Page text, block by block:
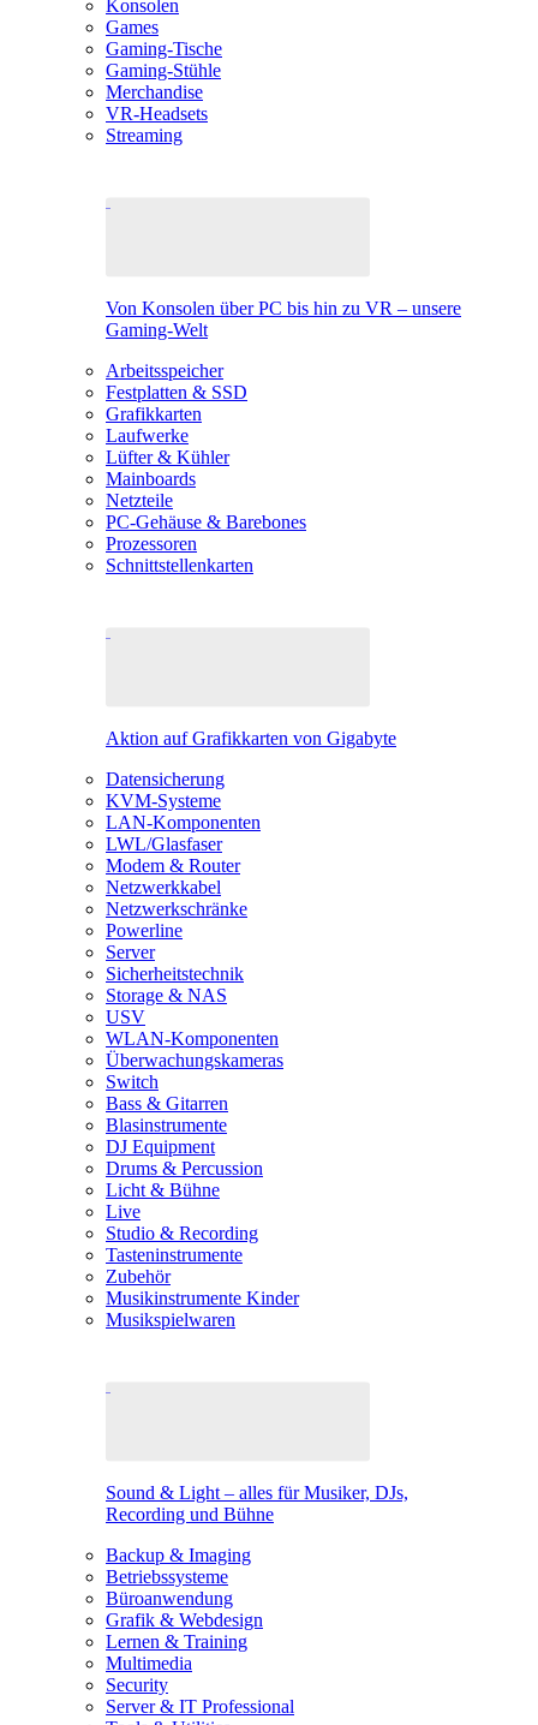
Konsolen
Games
Gaming-Tische
Gaming-Stühle
Merchandise
VR-Headsets
Streaming
Von Konsolen über PC bis hin zu VR – unsere
Gaming-Welt
Arbeitsspeicher
Festplatten & SSD
Grafikkarten
Laufwerke
Lüfter & Kühler
Mainboards
Netzteile
PC-Gehäuse & Barebones
Prozessoren
Schnittstellenkarten
Aktion auf Grafikkarten von Gigabyte
Datensicherung
KVM-Systeme
LAN-Komponenten
LWL/Glasfaser
Modem & Router
Netzwerkkabel
Netzwerkschränke
Powerline
Server
Sicherheitstechnik
Storage & NAS
USV
WLAN-Komponenten
Überwachungskameras
Switch
Bass & Gitarren
Blasinstrumente
DJ Equipment
Drums & Percussion
Licht & Bühne
Live
Studio & Recording
Tasteninstrumente
Zubehör
Musikinstrumente Kinder
Musikspielwaren
Sound & Light – alles für Musiker, DJs,
Recording und Bühne
Backup & Imaging
Betriebssysteme
Büroanwendung
Grafik & Webdesign
Lernen & Training
Multimedia
Security
Server & IT Professional